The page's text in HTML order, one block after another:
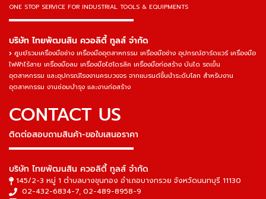
ONE STOP SERVICE FOR INDUSTRIAL TOOLS & EQUIPMENTS
▬▬▬▬▬▬▬▬▬▬▬▬▬▬▬
บริษัท ไทยพัฒนสิน ควอลิตี้ ทูลส์ จำกัด
ศูนย์รวมเครื่องมือช่าง เครื่องมืออุตสาหกรรม เครื่องมือช่าง อุปกรณ์ฮาร์ดแวร์ เครื่องมือ
ไฟฟ้าไร้สาย เครื่องมือลม เครื่องมือไฮโดรลิค เครื่องมือก่อสร้าง บันได รถเข็น
อุตสาหกรรม และอุปกรณ์โรงงานครบวงจร จากแบรนด์ชั้นนำระดับโลก สำหรับงาน
อุตสาหกรรม งานซ่อมบำรุง และงานก่อสร้าง
CONTACT US
ติดต่อสอบถามสินค้า-ขอใบเสนอราคา
▬▬▬▬▬▬▬▬▬▬▬▬▬▬▬
บริษัท ไทยพัฒนสิน ควอลิตี้ ทูลส์ จำกัด
145/2-3 หมู่ 1 ตำบลบางขุนกอง อำเภอบางกรวย จังหวัดนนทบุรี 11130
02-432-6834-7, 02-489-8958-9